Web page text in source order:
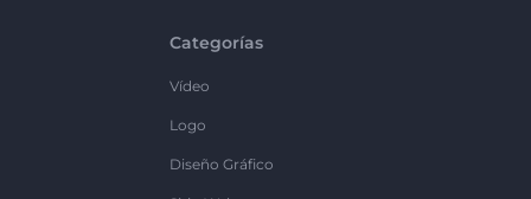
Categorías
Vídeo
Logo
Diseño Gráfico